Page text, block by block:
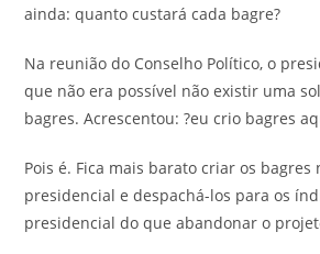
ainda: quanto custará cada bagre?
Na reunião do Conselho Político, o
que não era possível não existir uma
bagres. Acrescentou: ?eu crio bagres
Pois é. Fica mais barato criar os bagres
presidencial e despachá-los para os
presidencial do que abandonar o